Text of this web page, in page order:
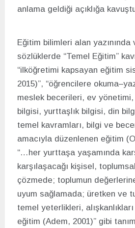
anlama geldiği açıklığa
Eğitim bilimleri alan yazınında
sözlüklerde “Temel Eğitim”
“ilköğretimi kapsayan eğitim
2015)”, “öğrencilere
meslek becerileri, ev yönetimi,
bilgisi, yurttaşlık bilgisi, din
temel kavramları, bilgi ve
amacıyla düzenlenen eğitim
“…her yurttaşa yaşamında
karşılaşacağı kişisel,
çözmede; toplumun
uyum sağlamada; üretken ve
temel yeterlikleri,
eğitim (Adem, 2001)” gibi